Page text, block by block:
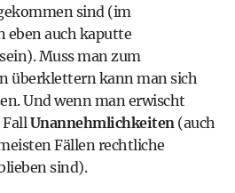
sind (im
auch kaputte
Muss man zum
überklettern kann man sich
Und wenn man erwischt
FallUnannehmlichkeiten(auch
Fällen rechtliche
sind).